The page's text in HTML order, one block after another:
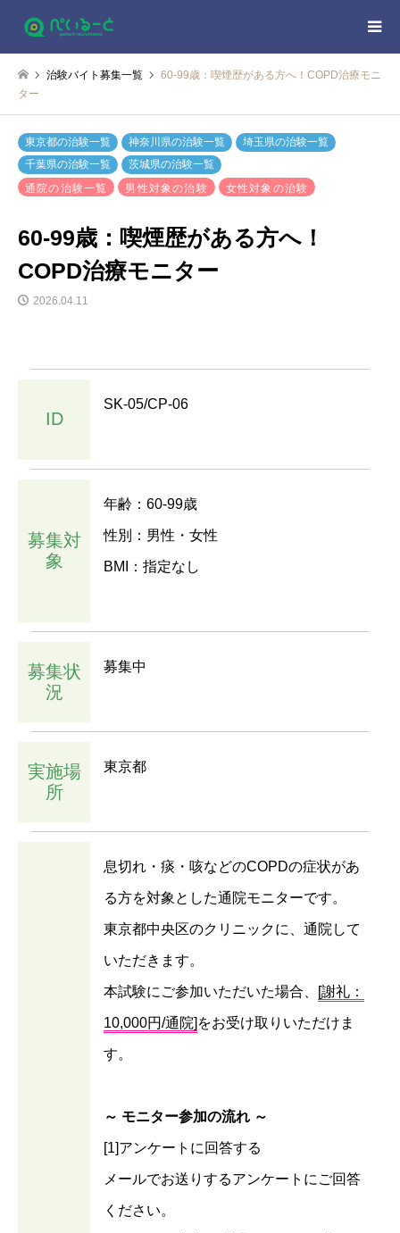
治験バイト募集一覧
60-99歳：喫煙歴がある方へ！COPD治療モニ
ター
東京都の治験一覧 神奈川県の治験一覧
埼玉県の治験一覧
千葉県の治験一覧
茨城県の治験一覧
通院の治験一覧 男性対象の治験 女性対象の治験
60-99歳：喫煙歴がある方へ！
COPD治療モニター
2026.04.11
ID
SK-05/CP-06
募集対
象
年齢：60-99歳
性別：男性・女性
BMI：指定なし
募集状
況
募集中
実施場
所
東京都
息切れ・痰・咳などのCOPDの症状があ
る方を対象とした通院モニターです。
東京都中央区のクリニックに、通院して
いただきます。
本試験にご参加いただいた場合、 [謝礼：
10,000円/通院] をお受け取りいただけま
す。
～ モニター参加の流れ ～
[1]アンケートに回答する
メールでお送りするアンケートにご回答
ください。